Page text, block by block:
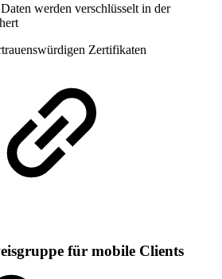
werden verschlüsselt in der
Zertifikaten
für mobile Clients